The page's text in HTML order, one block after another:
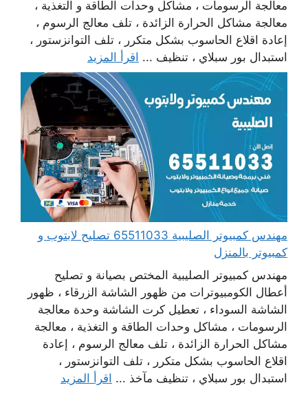
معالجة الرسومات ، مشاكل وحدات الطاقة و التغذية ،
معالجة مشاكل الحرارة الزائدة ، تلف معالج الرسوم ،
إعادة اقلاع الحاسوب بشكل متكرر ، تلف التوانزستور ،
استبدال بور سبلاي ، تنظيف ... اقرأ المزيد
مهندس كمبيوتر الصليبية 65511033 تصليح لابتوب و
كمبيوتر بالمنزل
مهندس كمبيوتر الصليبية المختص بصيانة و تصليح
أعطال الكومبيوترات من ظهور الشاشة الزرقاء ، ظهور
الشاشة السوداء ، تعطيل كرت الشاشة وحدة معالجة
الرسومات ، مشاكل وحدات الطاقة و التغذية ، معالجة
مشاكل الحرارة الزائدة ، تلف معالج الرسوم ، إعادة
اقلاع الحاسوب بشكل متكرر ، تلف التوانزستور ،
استبدال بور سبلاي ، تنظيف مآخذ ... اقرأ المزيد